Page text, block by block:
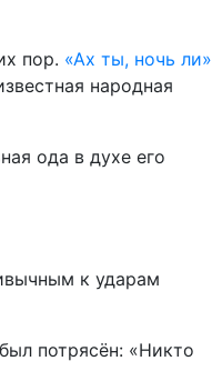
пор. «Ах ты, ночь ли»
народная
ода в духе его
к ударам
был потрясён: «Никто